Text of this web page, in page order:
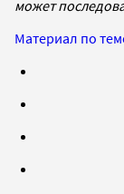
может
Материал по